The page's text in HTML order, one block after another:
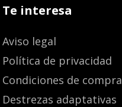
Te interesa
Aviso legal
Política de privacidad
Condiciones de compra
Destrezas adaptativas